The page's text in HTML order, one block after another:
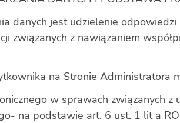
danych jest udzielenie
związanych z nawiązaniem
na Stronie Administratora
w sprawach związanych
na podstawie art. 6 ust. 1 lit a